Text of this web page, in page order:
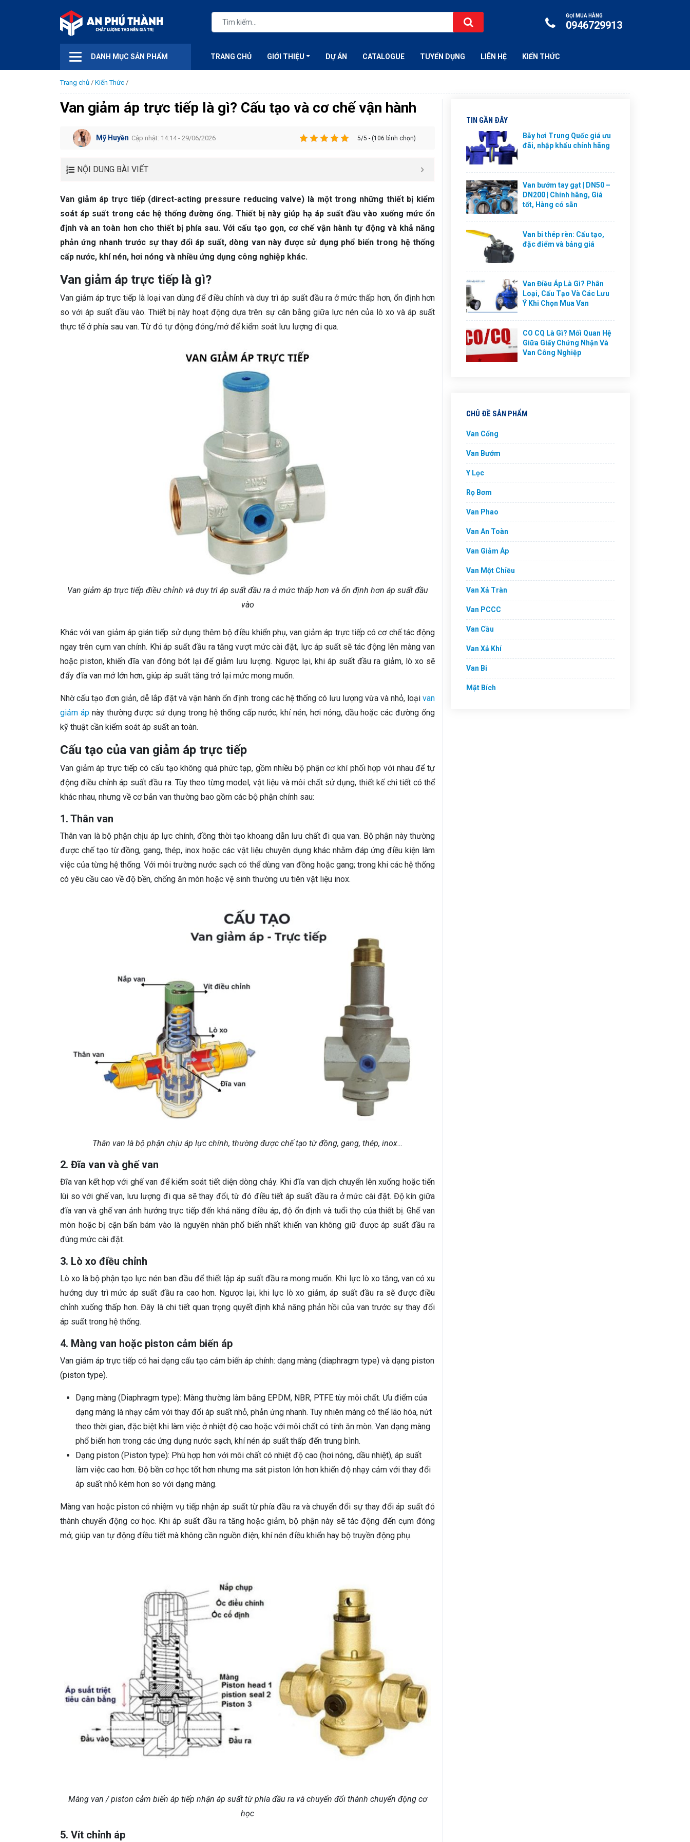
GỌI MUA HÀNG
0946729913
DANH MỤC SẢN PHẨM TRANG CHỦ GIỚI THIỆU DỰ ÁN CATALOGUE TUYỂN DỤNG LIÊN HỆ KIẾN THỨC
Trang chủ / Kiến Thức /
Van giảm áp trực tiếp là gì? Cấu tạo và cơ chế vận hành
Mỹ Huyền Cập nhật: 14:14 - 29/06/2026 5/5 - (106 bình chọn)
NỘI DUNG BÀI VIẾT
Van giảm áp trực tiếp (direct-acting pressure reducing valve) là một trong những thiết bị kiểm
soát áp suất trong các hệ thống đường ống. Thiết bị này giúp hạ áp suất đầu vào xuống mức ổn
định và an toàn hơn cho thiết bị phía sau. Với cấu tạo gọn, cơ chế vận hành tự động và khả năng
phản ứng nhanh trước sự thay đổi áp suất, dòng van này được sử dụng phổ biến trong hệ thống
cấp nước, khí nén, hơi nóng và nhiều ứng dụng công nghiệp khác.
Van giảm áp trực tiếp là gì?
Van giảm áp trực tiếp là loại van dùng để điều chỉnh và duy trì áp suất đầu ra ở mức thấp hơn, ổn định hơn
so với áp suất đầu vào. Thiết bị này hoạt động dựa trên sự cân bằng giữa lực nén của lò xo và áp suất
thực tế ở phía sau van. Từ đó tự động đóng/mở để kiểm soát lưu lượng đi qua.
Van giảm áp trực tiếp điều chỉnh và duy trì áp suất đầu ra ở mức thấp hơn và ổn định hơn áp suất đầu
vào
Khác với van giảm áp gián tiếp sử dụng thêm bộ điều khiển phụ, van giảm áp trực tiếp có cơ chế tác động
ngay trên cụm van chính. Khi áp suất đầu ra tăng vượt mức cài đặt, lực áp suất sẽ tác động lên màng van
hoặc piston, khiến đĩa van đóng bớt lại để giảm lưu lượng. Ngược lại, khi áp suất đầu ra giảm, lò xo sẽ
đẩy đĩa van mở lớn hơn, giúp áp suất tăng trở lại mức mong muốn.
Nhờ cấu tạo đơn giản, dễ lắp đặt và vận hành ổn định trong các hệ thống có lưu lượng vừa và nhỏ, loại van
giảm ápnày thường được sử dụng trong hệ thống cấp nước, khí nén, hơi nóng, dầu hoặc các đường ống
kỹ thuật cần kiểm soát áp suất an toàn.
Cấu tạo của van giảm áp trực tiếp
Van giảm áp trực tiếp có cấu tạo không quá phức tạp, gồm nhiều bộ phận cơ khí phối hợp với nhau để tự
động điều chỉnh áp suất đầu ra. Tùy theo từng model, vật liệu và môi chất sử dụng, thiết kế chi tiết có thể
khác nhau, nhưng về cơ bản van thường bao gồm các bộ phận chính sau:
1. Thân van
Thân van là bộ phận chịu áp lực chính, đồng thời tạo khoang dẫn lưu chất đi qua van. Bộ phận này thường
được chế tạo từ đồng, gang, thép, inox hoặc các vật liệu chuyên dụng khác nhằm đáp ứng điều kiện làm
việc của từng hệ thống. Với môi trường nước sạch có thể dùng van đồng hoặc gang; trong khi các hệ thống
có yêu cầu cao về độ bền, chống ăn mòn hoặc vệ sinh thường ưu tiên vật liệu inox.
Thân van là bộ phận chịu áp lực chính, thường được chế tạo từ đồng, gang, thép, inox…
2. Đĩa van và ghế van
Đĩa van kết hợp với ghế van để kiểm soát tiết diện dòng chảy. Khi đĩa van dịch chuyển lên xuống hoặc tiến
lùi so với ghế van, lưu lượng đi qua sẽ thay đổi, từ đó điều tiết áp suất đầu ra ở mức cài đặt. Độ kín giữa
đĩa van và ghế van ảnh hưởng trực tiếp đến khả năng điều áp, độ ổn định và tuổi thọ của thiết bị. Ghế van
mòn hoặc bị cặn bẩn bám vào là nguyên nhân phổ biến nhất khiến van không giữ được áp suất đầu ra
đúng mức cài đặt.
3. Lò xo điều chỉnh
Lò xo là bộ phận tạo lực nén ban đầu để thiết lập áp suất đầu ra mong muốn. Khi lực lò xo tăng, van có xu
hướng duy trì mức áp suất đầu ra cao hơn. Ngược lại, khi lực lò xo giảm, áp suất đầu ra sẽ được điều
chỉnh xuống thấp hơn. Đây là chi tiết quan trọng quyết định khả năng phản hồi của van trước sự thay đổi
áp suất trong hệ thống.
4. Màng van hoặc piston cảm biến áp
Van giảm áp trực tiếp có hai dạng cấu tạo cảm biến áp chính: dạng màng (diaphragm type) và dạng piston
(piston type).
Dạng màng (Diaphragm type): Màng thường làm bằng EPDM, NBR, PTFE tùy môi chất. Ưu điểm của
dạng màng là nhạy cảm với thay đổi áp suất nhỏ, phản ứng nhanh. Tuy nhiên màng có thể lão hóa, nứt
theo thời gian, đặc biệt khi làm việc ở nhiệt độ cao hoặc với môi chất có tính ăn mòn. Van dạng màng
phổ biến hơn trong các ứng dụng nước sạch, khí nén áp suất thấp đến trung bình.
Dạng piston (Piston type): Phù hợp hơn với môi chất có nhiệt độ cao (hơi nóng, dầu nhiệt), áp suất
làm việc cao hơn. Độ bền cơ học tốt hơn nhưng ma sát piston lớn hơn khiến độ nhạy cảm với thay đổi
áp suất nhỏ kém hơn so với dạng màng.
Màng van hoặc piston có nhiệm vụ tiếp nhận áp suất từ phía đầu ra và chuyển đổi sự thay đổi áp suất đó
thành chuyển động cơ học. Khi áp suất đầu ra tăng hoặc giảm, bộ phận này sẽ tác động đến cụm đóng
mở, giúp van tự động điều tiết mà không cần nguồn điện, khí nén điều khiển hay bộ truyền động phụ.
Màng van / piston cảm biến áp tiếp nhận áp suất từ phía đầu ra và chuyển đổi thành chuyển động cơ
học
5. Vít chỉnh áp
TIN GẦN ĐÂY
Bẫy hơi Trung Quốc giá ưu
đãi, nhập khẩu chính hãng
Van bướm tay gạt | DN50 –
DN200 | Chính hãng, Giá
tốt, Hàng có sẵn
Van bi thép rèn: Cấu tạo,
đặc điểm và bảng giá
Van Điều Áp Là Gì? Phân
Loại, Cấu Tạo Và Các Lưu
Ý Khi Chọn Mua Van
CO CQ Là Gì? Mối Quan Hệ
Giữa Giấy Chứng Nhận Và
Van Công Nghiệp
CHỦ ĐỀ SẢN PHẨM
Van Cổng
Van Bướm
Y Lọc
Rọ Bơm
Van Phao
Van An Toàn
Van Giảm Áp
Van Một Chiều
Van Xả Tràn
Van PCCC
Van Cầu
Van Xả Khí
Van Bi
Mặt Bích